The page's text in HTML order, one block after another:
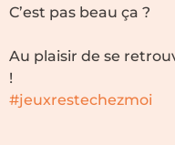
C’est pas beau ça ?
Au plaisir de se
!
#jeuxrestechezmoi